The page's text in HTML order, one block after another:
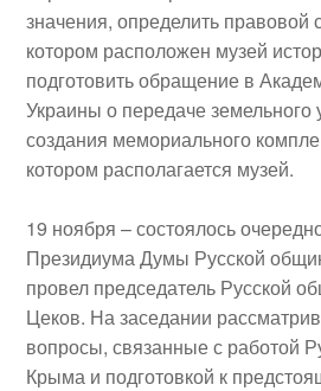
значения, определить правовой
котором расположен музей
подготовить обращение в
Украины о передаче земельного
создания мемориального
котором располагается музей.
19 ноября – состоялось
Президиума Думы Русской
провел председатель Русской
Цеков. На заседании
вопросы, связанные с работой
Крыма и подготовкой к